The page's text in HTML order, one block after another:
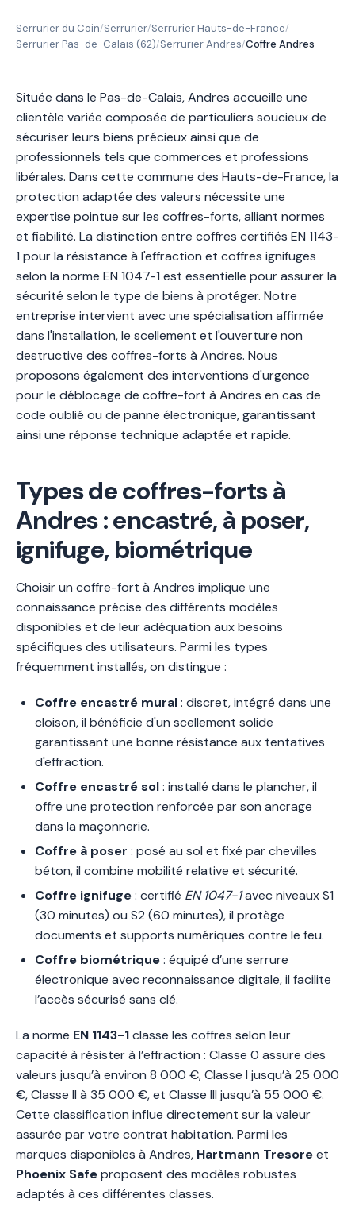
Serrurier du Coin/Serrurier/Serrurier Hauts-de-France/
Serrurier Pas-de-Calais (62)/Serrurier Andres/Coffre Andres
Située dans le Pas-de-Calais, Andres accueille une
clientèle variée composée de particuliers soucieux de
sécuriser leurs biens précieux ainsi que de
professionnels tels que commerces et professions
libérales. Dans cette commune des Hauts-de-France, la
protection adaptée des valeurs nécessite une
expertise pointue sur les coffres-forts, alliant normes
et fiabilité. La distinction entre coffres certifiés EN 1143-
1 pour la résistance à l'effraction et coffres ignifuges
selon la norme EN 1047-1 est essentielle pour assurer la
sécurité selon le type de biens à protéger. Notre
entreprise intervient avec une spécialisation affirmée
dans l'installation, le scellement et l'ouverture non
destructive des coffres-forts à Andres. Nous
proposons également des interventions d'urgence
pour le déblocage de coffre-fort à Andres en cas de
code oublié ou de panne électronique, garantissant
ainsi une réponse technique adaptée et rapide.
Types de coffres-forts à
Andres : encastré, à poser,
ignifuge, biométrique
Choisir un coffre-fort à Andres implique une
connaissance précise des différents modèles
disponibles et de leur adéquation aux besoins
spécifiques des utilisateurs. Parmi les types
fréquemment installés, on distingue :
Coffre encastré mural: discret, intégré dans une
cloison, il bénéficie d'un scellement solide
garantissant une bonne résistance aux tentatives
d'effraction.
Coffre encastré sol: installé dans le plancher, il
offre une protection renforcée par son ancrage
dans la maçonnerie.
Coffre à poser : posé au sol et fixé par chevilles
béton, il combine mobilité relative et sécurité.
Coffre ignifuge: certifié EN 1047-1avec niveaux S1
(30 minutes) ou S2 (60 minutes), il protège
documents et supports numériques contre le feu.
Coffre biométrique: équipé d’une serrure
électronique avec reconnaissance digitale, il facilite
l’accès sécurisé sans clé.
La norme EN 1143-1classe les coffres selon leur
capacité à résister à l’effraction : Classe 0 assure des
valeurs jusqu’à environ 8 000 €, Classe I jusqu’à 25 000
€, Classe II à 35 000 €, et Classe III jusqu’à 55 000 €.
Cette classification influe directement sur la valeur
assurée par votre contrat habitation. Parmi les
marques disponibles à Andres, Hartmann Tresoreet
Phoenix Safeproposent des modèles robustes
adaptés à ces différentes classes.